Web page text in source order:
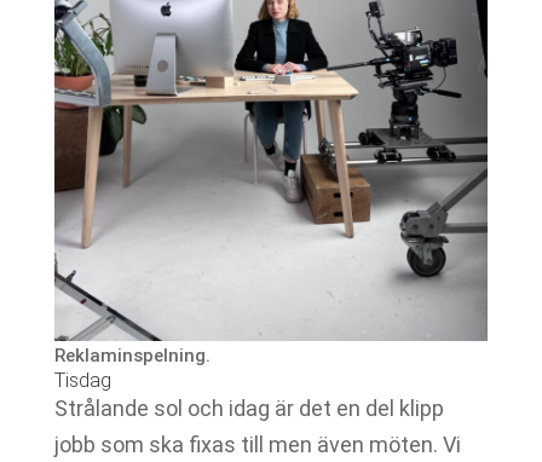
Reklaminspelning.
Tisdag
Strålande sol och idag är det en del klipp
jobb som ska fixas till men även möten. Vi